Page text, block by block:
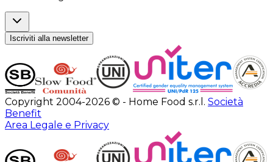
Iscriviti alla newsletter
Copyright 2004-2026 © - Home Food s.r.l. Società
Benefit
Area Legale e Privacy